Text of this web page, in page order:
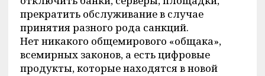
прекратить обслуживание в случае
принятия разного рода санкций.
Нет никакого общемирового «общака»,
всемирных законов, а есть цифровые
продукты, которые находятся в новой